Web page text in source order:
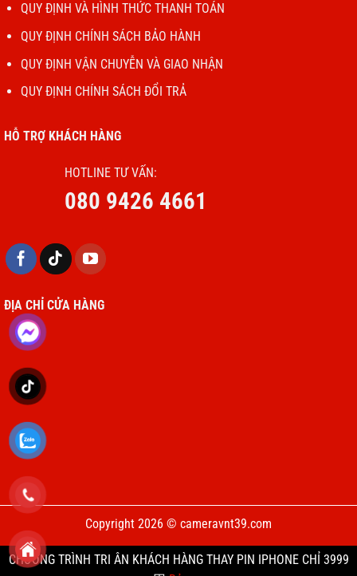
QUY ĐỊNH VÀ HÌNH THỨC THANH TOÁN
QUY ĐỊNH CHÍNH SÁCH BẢO HÀNH
QUY ĐỊNH VẬN CHUYỄN VÀ GIAO NHẬN
QUY ĐỊNH CHÍNH SÁCH ĐỔI TRẢ
HỖ TRỢ KHÁCH HÀNG
HOTLINE TƯ VẤN:
080 9426 4661
ĐỊA CHỈ CỬA HÀNG
Copyright 2026 © cameravnt39.com
CHƯƠNG TRÌNH TRI ÂN KHÁCH HÀNG THAY PIN IPHONE CHỈ 3999